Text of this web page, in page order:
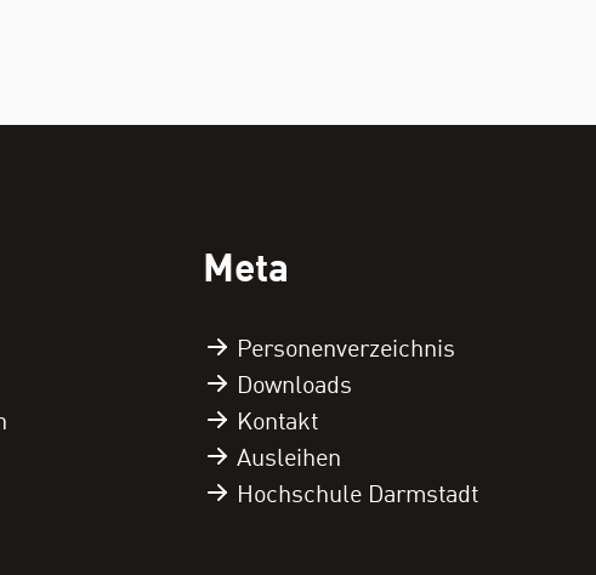
Meta
Personen­verzeichnis
Downloads
Kontakt
Ausleihen
Hochschule Darmstadt